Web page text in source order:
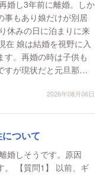
婚し3年前に離婚。しか
事もあり娘だけが別居
休みの日に泊まりに来
す。再婚の時は子供も
すが現状だと元旦那さ
2026年08月06日
ついて
婚しそうです。原因
ギ